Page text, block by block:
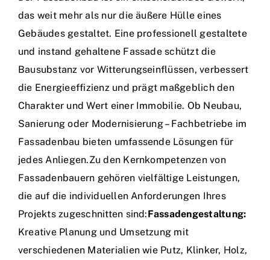
das weit mehr als nur die äußere Hülle eines
Gebäudes gestaltet. Eine professionell gestaltete
und instand gehaltene Fassade schützt die
Bausubstanz vor Witterungseinflüssen, verbessert
die Energieeffizienz und prägt maßgeblich den
Charakter und Wert einer Immobilie. Ob Neubau,
Sanierung oder Modernisierung – Fachbetriebe im
Fassadenbau bieten umfassende Lösungen für
jedes Anliegen.Zu den Kernkompetenzen von
Fassadenbauern gehören vielfältige Leistungen,
die auf die individuellen Anforderungen Ihres
Projekts zugeschnitten sind:Fassadengestaltung:
Kreative Planung und Umsetzung mit
verschiedenen Materialien wie Putz, Klinker, Holz,